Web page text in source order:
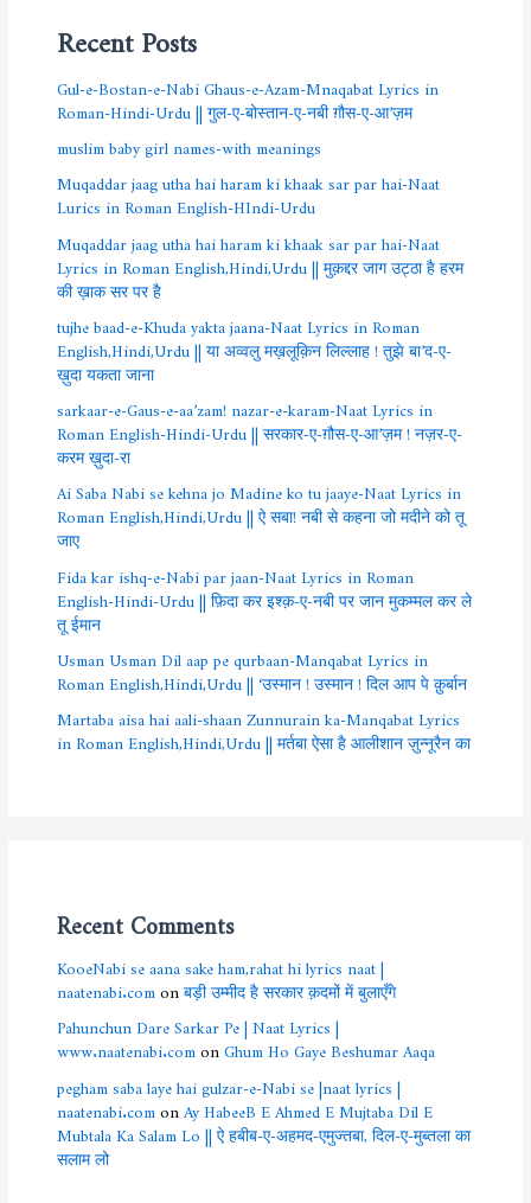
Recent Posts
Gul-e-Bostan-e-Nabi Ghaus-e-Azam-Mnaqabat Lyrics in
Roman-Hindi-Urdu || गुल-ए-बोस्तान-ए-नबी ग़ौस-ए-आ’ज़म
muslim baby girl names-with meanings
Muqaddar jaag utha hai haram ki khaak sar par hai-Naat
Lurics in Roman English-HIndi-Urdu
Muqaddar jaag utha hai haram ki khaak sar par hai-Naat
Lyrics in Roman English,Hindi,Urdu || मुक़द्दर जाग उट्ठा है हरम
की ख़ाक सर पर है
tujhe baad-e-Khuda yakta jaana-Naat Lyrics in Roman
English,Hindi,Urdu || या अव्वलु मख़लूक़िन लिल्लाह ! तुझे बा’द-ए-
ख़ुदा यकता जाना
sarkaar-e-Gaus-e-aa’zam! nazar-e-karam-Naat Lyrics in
Roman English-Hindi-Urdu || सरकार-ए-ग़ौस-ए-आ’ज़म ! नज़र-ए-
करम ख़ुदा-रा
Ai Saba Nabi se kehna jo Madine ko tu jaaye-Naat Lyrics in
Roman English,Hindi,Urdu || ऐ सबा! नबी से कहना जो मदीने को तू
जाए
Fida kar ishq-e-Nabi par jaan-Naat Lyrics in Roman
English-Hindi-Urdu || फ़िदा कर इश्क़-ए-नबी पर जान मुकम्मल कर ले
तू ईमान
Usman Usman Dil aap pe qurbaan-Manqabat Lyrics in
Roman English,Hindi,Urdu || ‘उस्मान ! उस्मान ! दिल आप पे क़ुर्बान
Martaba aisa hai aali-shaan Zunnurain ka-Manqabat Lyrics
in Roman English,Hindi,Urdu || मर्तबा ऐसा है आलीशान ज़ुन्नूरैन का
Recent Comments
KooeNabi se aana sake ham,rahat hi lyrics naat |
naatenabi.comonबड़ी उम्मीद है सरकार क़दमों में बुलाएँगे
Pahunchun Dare Sarkar Pe | Naat Lyrics |
www.naatenabi.comonGhum Ho Gaye Beshumar Aaqa
pegham saba laye hai gulzar-e-Nabi se |naat lyrics |
naatenabi.comonAy HabeeB E Ahmed E Mujtaba Dil E
Mubtala Ka Salam Lo || ऐ हबीब-ए-अहमद-एमुज्तबा, दिल-ए-मुब्तला का
सलाम लो